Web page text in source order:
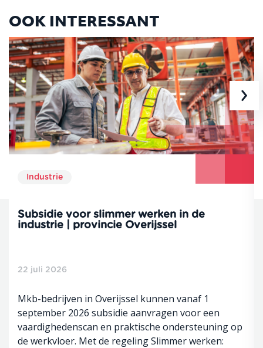
OOK INTERESSANT
Industrie
Subsidie voor slimmer werken in de
industrie | provincie Overijssel
22 juli 2026
Mkb-bedrijven in Overijssel kunnen vanaf 1
september 2026 subsidie aanvragen voor een
vaardighedenscan en praktische ondersteuning op
de werkvloer. Met de regeling Slimmer werken:
›